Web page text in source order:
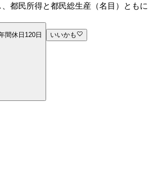
都民所得と都民総生産（名目）ともに
間休日120日 いいかも